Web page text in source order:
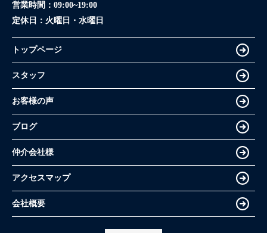
営業時間： 09:00~19:00
定休日： 火曜日・水曜日
トップページ
スタッフ
お客様の声
ブログ
仲介会社様
アクセスマップ
会社概要